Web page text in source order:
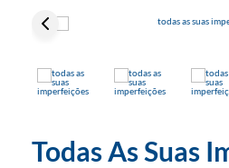
Todas As Suas